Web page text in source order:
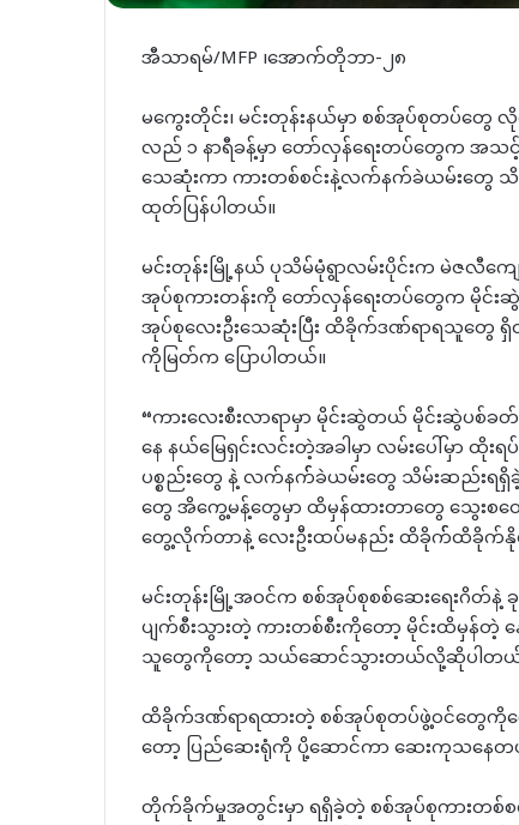
အီသာရမ်/MFP ၊အောက်တိုဘာ-၂၈
မကွေးတိုင်း၊ မင်းတုန်းနယ်မှာ စစ်အုပ်စုတပ်တွ
လည် ၁ နာရီခန့်မှာ တော်လှန်ရေးတပ်တွေက အသ
သေဆုံးကာ ကားတစ်စင်းနဲ့လက်နက်ခဲယမ်းတွေ
ထုတ်ပြန်ပါတယ်။
မင်းတုန်းမြို့နယ် ပုသိမ်မုံရွာလမ်းပိုင်းက မဲဇလီကျေ
အုပ်စုကားတန်းကို တော်လှန်‌ရေးတပ်တွေက မိုင်
အုပ်စုလေးဦးသေဆုံးပြီး ထိခိုက်ဒဏ်ရာရသူတွေ
ကိုမြတ်က ပြောပါတယ်။
“ကားလေးစီးလာရာမှာ မိုင်းဆွဲတယ် မိုင်းဆွဲပစ်ခ
နေ နယ်မြေရှင်းလင်းတဲ့အခါမှာ လမ်းပေါ်မှာ
ပစ္စည်းတွေ နဲ့ လက်နက််ခဲယမ်းတွေ သိမ်းဆည်းရ
တွေ အိကွေ့မန့်တွေမှာ ထိမှန်ထားတာတွေ သွေးစတွ
တွေ့လိုက်တာနဲ့ လေးဦးထပ်မနည်း ထိခိုက််ထိခိုက်
မင်းတုန်းမြို့အဝင်က စစ်အုပ်စုစစ်ဆေးရေးဂိတ်နဲ့
ပျက်စီးသွားတဲ့ ကားတစ်စီးကိုတော့ မိုင်းထိမှန်တဲ့
သူတွေကိုတော့ သယ်ဆောင်သွားတယ်လို့ဆိုပါတ
ထိခိုက်ဒဏ်ရာရထားတဲ့ စစ်အုပ်စုတပ်ဖွဲ့ဝင်တွေကိုတ
တော့ ပြည်ဆေးရုံကို ပို့ဆောင်ကာ ဆေးကုသန
တိုက်ခိုက်မှုအတွင်းမှာ ရရှိခဲ့တဲ့ စစ်အုပ်စုကားတစ်စ